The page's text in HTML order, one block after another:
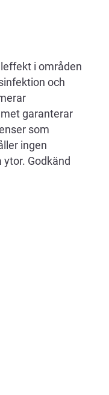
i områden
och
garanterar
som
ingen
Godkänd